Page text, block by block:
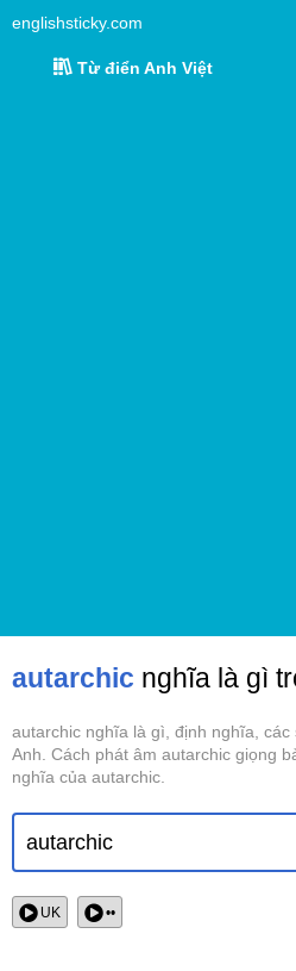
englishsticky.com
Từ điển Anh Việt
autarchic nghĩa là gì
autarchic nghĩa là gì, định nghĩa,
Anh. Cách phát âm autarchic giọng
nghĩa của autarchic.
UK ••